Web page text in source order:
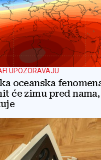
UPOZORAVAJU
oceanska
će zimu pred nama,